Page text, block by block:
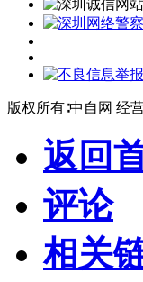
版权所有∶中自网 经
返回
评论
相关